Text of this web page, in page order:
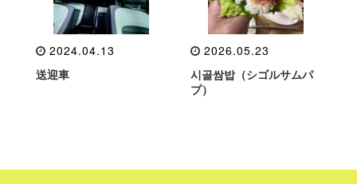
2024.04.13
送迎車
2026.05.23
시골쌈밥（シゴルサムパ
プ）